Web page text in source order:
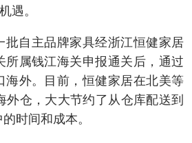
遇。
品牌家具经浙江恒健家居
所属钱江海关申报通关后，通过
海外。目前，恒健家居在北美等
外仓，大大节约了从仓库配送到
时间和成本。